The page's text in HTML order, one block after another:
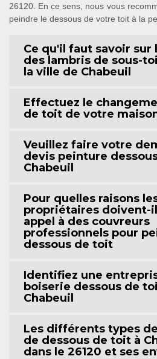
26120. En ce sens, nous vous
peindre le dessous de votre toit à la
Ce qu'il faut savoir sur
des lambris de sous-
la ville de Chabeuil
Effectuez le
de toit de votre
Veuillez faire votre
devis peinture
Chabeuil
Pour quelles raisons
propriétaires doivent-
appel à des couvreurs
professionnels pour
dessous de toit
Identifiez une
boiserie dessous de
Chabeuil
Les différents types
de dessous de toit à
dans le 26120 et ses